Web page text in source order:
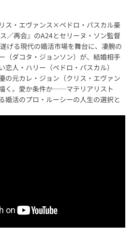
ス・エヴァンス×ペドロ・パスカル豪
／再会』のA24とセリーヌ・ソン監督
げる現代の婚活市場を舞台に、凄腕の
（ダコタ・ジョンソン）が、結婚相手
恋人・ハリー（ペドロ・パスカル）
の元カレ・ジョン（クリス・エヴァン
く。愛か条件か──マテリアリスト
婚活のプロ・ルーシーの人生の選択と